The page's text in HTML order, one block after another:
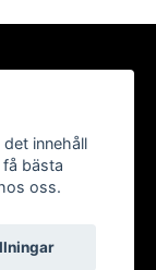
innehåll
bästa
oss.